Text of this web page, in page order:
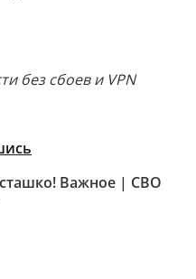
без сбоев и VPN
Важное | СВО